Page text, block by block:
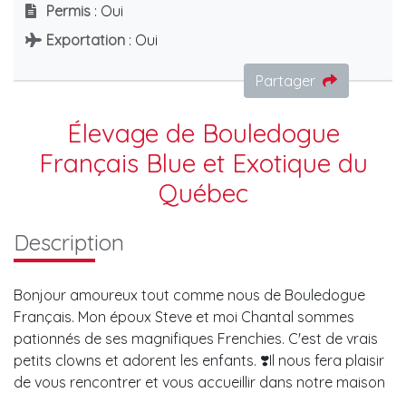
Permis : Oui
Exportation : Oui
Partager
Élevage de Bouledogue
Français Blue et Exotique du
Québec
Description
Bonjour amoureux tout comme nous de Bouledogue
Français. Mon époux Steve et moi Chantal sommes
pationnés de ses magnifiques Frenchies. C'est de vrais
petits clowns et adorent les enfants. ❣️Il nous fera plaisir
de vous rencontrer et vous accueillir dans notre maison